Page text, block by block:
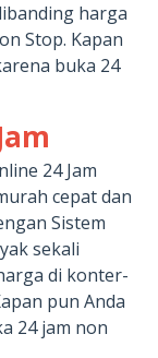
harga
Stop. Kapan
buka 24
24 Jam
cepat dan
Sistem
sekali
di konter-
pun Anda
24 jam non